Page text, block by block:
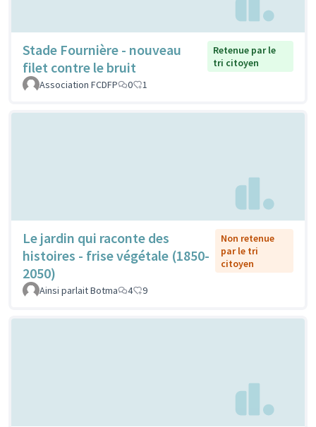
Stade Fournière - nouveau
filet contre le bruit
Retenue par le
tri citoyen
Association FCDFP
0 1
Le jardin qui raconte des
histoires - frise végétale (1850-
2050)
Non retenue
par le tri
citoyen
Ainsi parlait Botma 4 9